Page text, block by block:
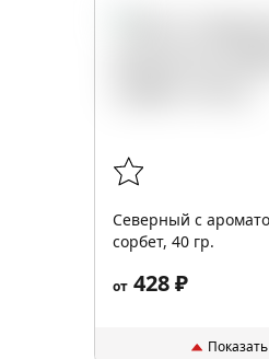
Северный с
сорбет, 40 гр.
от 428 ₽